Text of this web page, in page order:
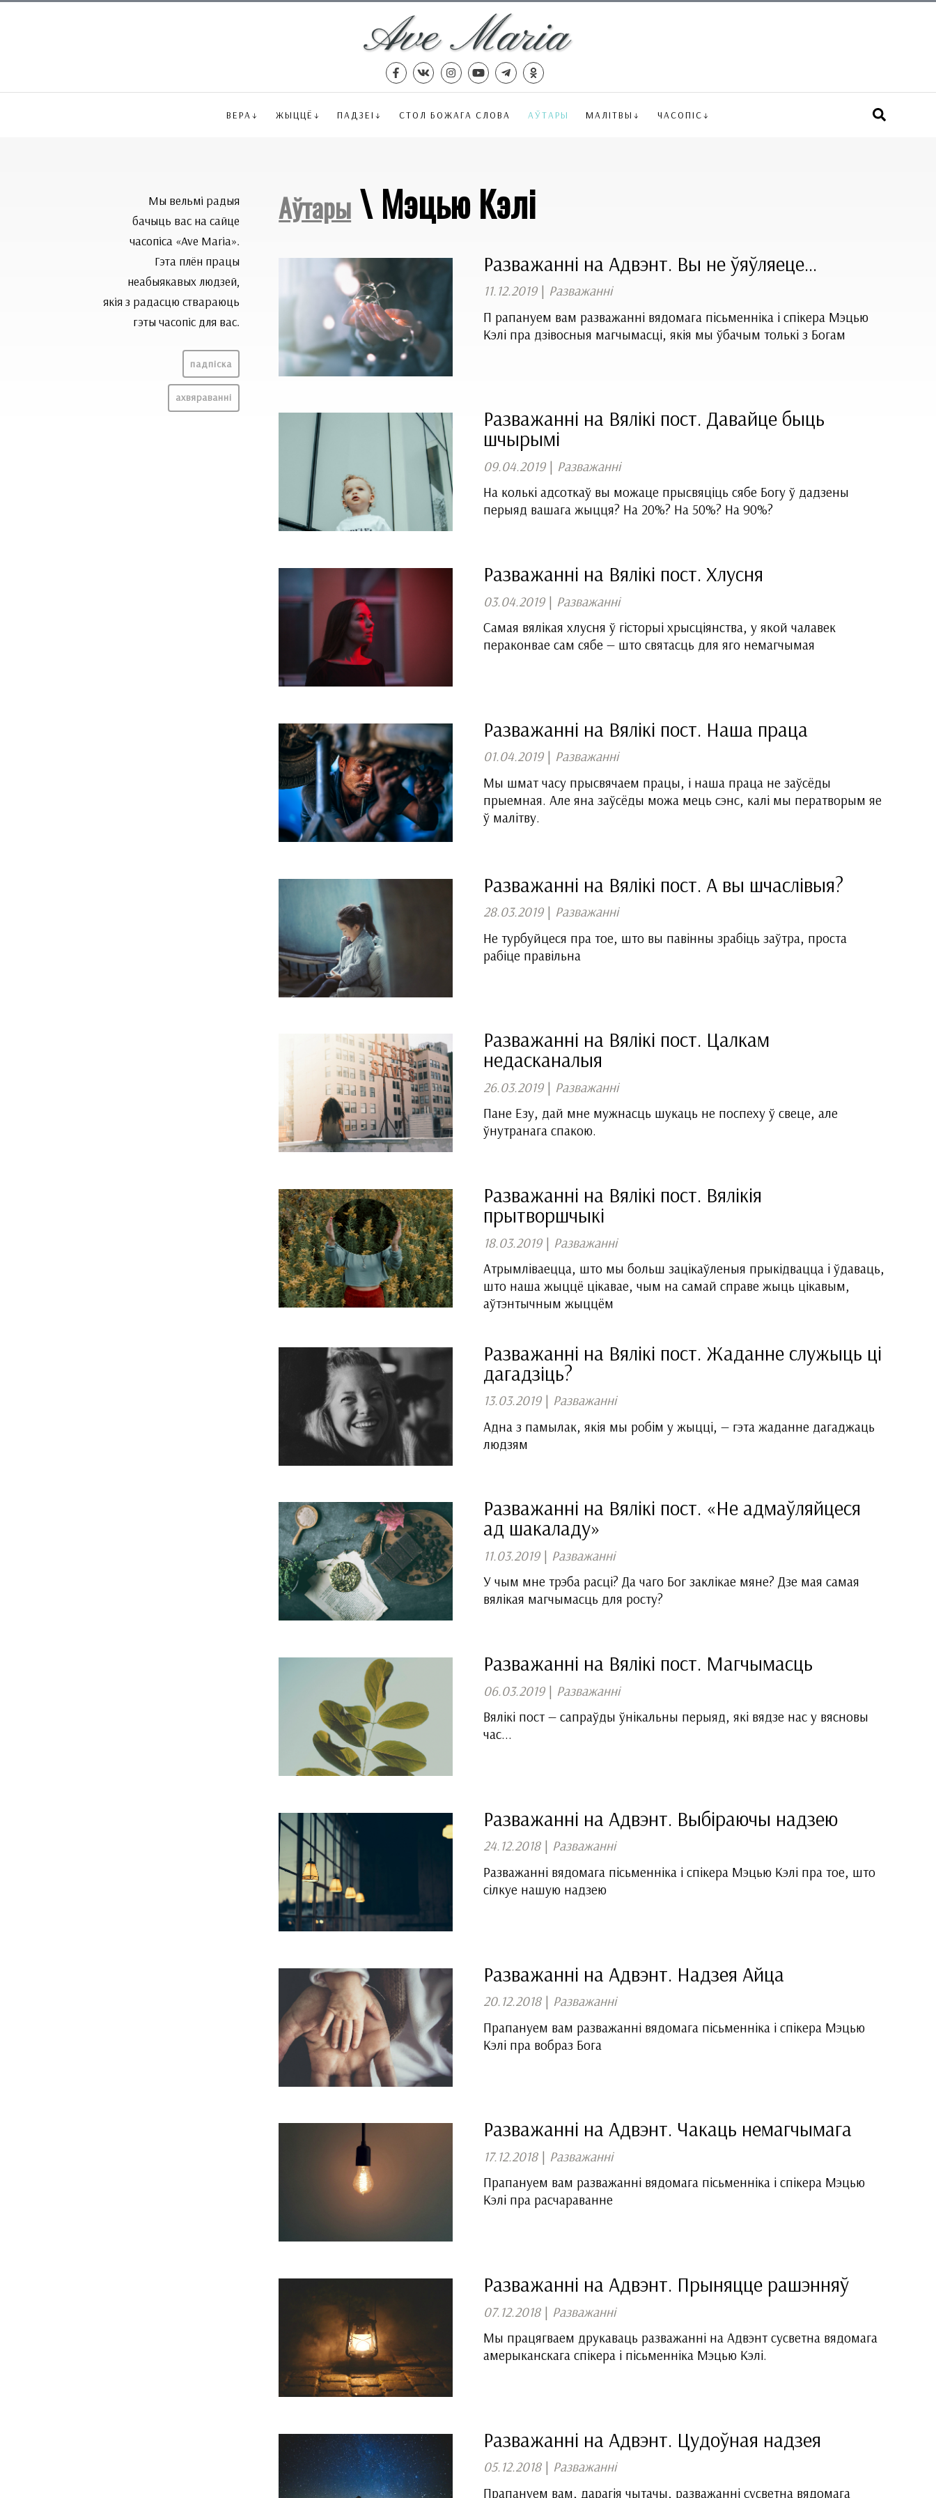
ВЕРА ЖЫЦЦЁ ПАДЗЕІ СТОЛ БОЖАГА СЛОВА АЎТАРЫ МАЛІТВЫ ЧАСОПІС
Аўтары \ Мэцью Кэлі
Разважанні на Адвэнт. Вы не ўяўляеце...
11.12.2019 | Разважанні
П рапануем вам разважанні вядомага пісьменніка і спікера Мэцью
Кэлі пра дзівосныя магчымасці, якія мы ўбачым толькі з Богам
Разважанні на Вялікі пост. Давайце быць
шчырымі
09.04.2019 | Разважанні
На колькі адсоткаў вы можаце прысвяціць сябе Богу ў дадзены
перыяд вашага жыцця? На 20%? На 50%? На 90%?
Разважанні на Вялікі пост. Хлусня
03.04.2019 | Разважанні
Самая вялікая хлусня ў гісторыі хрысціянства, у якой чалавек
пераконвае сам сябе — што святасць для яго немагчымая
Разважанні на Вялікі пост. Наша праца
01.04.2019 | Разважанні
Мы шмат часу прысвячаем працы, і наша праца не заўсёды
прыемная. Але яна заўсёды можа мець сэнс, калі мы ператворым яе
ў малітву.
Разважанні на Вялікі пост. А вы шчаслівыя?
28.03.2019 | Разважанні
Не турбуйцеся пра тое, што вы павінны зрабіць заўтра, проста
рабіце правільна
Разважанні на Вялікі пост. Цалкам
недасканалыя
26.03.2019 | Разважанні
Пане Езу, дай мне мужнасць шукаць не поспеху ў свеце, але
ўнутранага спакою.
Разважанні на Вялікі пост. Вялікія
прытворшчыкі
18.03.2019 | Разважанні
Атрымліваецца, што мы больш зацікаўленыя прыкідвацца і ўдаваць,
што наша жыццё цікавае, чым на самай справе жыць цікавым,
аўтэнтычным жыццём
Разважанні на Вялікі пост. Жаданне служыць ці
дагадзіць?
13.03.2019 | Разважанні
Адна з памылак, якія мы робім у жыцці, — гэта жаданне дагаджаць
людзям
Разважанні на Вялікі пост. «Не адмаўляйцеся
ад шакаладу»
11.03.2019 | Разважанні
У чым мне трэба расці? Да чаго Бог заклікае мяне? Дзе мая самая
вялікая магчымасць для росту?
Разважанні на Вялікі пост. Магчымасць
06.03.2019 | Разважанні
Вялікі пост — сапраўды ўнікальны перыяд, які вядзе нас у вясновы
час...
Разважанні на Адвэнт. Выбіраючы надзею
24.12.2018 | Разважанні
Разважанні вядомага пісьменніка і спікера Мэцью Кэлі пра тое, што
сілкуе нашую надзею
Разважанні на Адвэнт. Надзея Айца
20.12.2018 | Разважанні
Прапануем вам разважанні вядомага пісьменніка і спікера Мэцью
Кэлі пра вобраз Бога
Разважанні на Адвэнт. Чакаць немагчымага
17.12.2018 | Разважанні
Прапануем вам разважанні вядомага пісьменніка і спікера Мэцью
Кэлі пра расчараванне
Разважанні на Адвэнт. Прыняцце рашэнняў
07.12.2018 | Разважанні
Мы працягваем друкаваць разважанні на Адвэнт сусветна вядомага
амерыканскага спікера і пісьменніка Мэцью Кэлі.
Разважанні на Адвэнт. Цудоўная надзея
05.12.2018 | Разважанні
Прапануем вам, дарагія чытачы, разважанні сусветна вядомага
Мы вельмі радыя
бачыць вас на сайце
часопіса «Ave Maria».
Гэта плён працы
неабыякавых людзей,
якія з радасцю ствараюць
гэты часопіс для вас.
падпіска
ахвяраванні